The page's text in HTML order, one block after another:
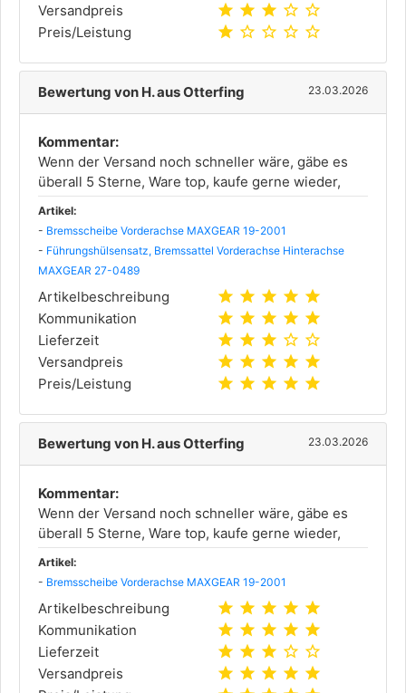
Versandpreis star star star star_outline star_outline
Preis/Leistung star star_outline star_outline star_outline star_outline
Bewertung von H. aus Otterfing 23.03.2026
Kommentar:
Wenn der Versand noch schneller wäre, gäbe es
überall 5 Sterne, Ware top, kaufe gerne wieder,
Artikel:
- Bremsscheibe Vorderachse MAXGEAR 19-2001
- Führungshülsensatz, Bremssattel Vorderachse Hinterachse
MAXGEAR 27-0489
Artikelbeschreibung star star star star star
Kommunikation star star star star star
Lieferzeit star star star star_outline star_outline
Versandpreis star star star star star
Preis/Leistung star star star star star
Bewertung von H. aus Otterfing 23.03.2026
Kommentar:
Wenn der Versand noch schneller wäre, gäbe es
überall 5 Sterne, Ware top, kaufe gerne wieder,
Artikel:
- Bremsscheibe Vorderachse MAXGEAR 19-2001
Artikelbeschreibung star star star star star
Kommunikation star star star star star
Lieferzeit star star star star_outline star_outline
Versandpreis star star star star star